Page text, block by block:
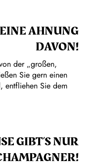
AHNUNG
DAVON!
der „großen,
Sie gern einen
entfliehen Sie dem
GIBT’S NUR